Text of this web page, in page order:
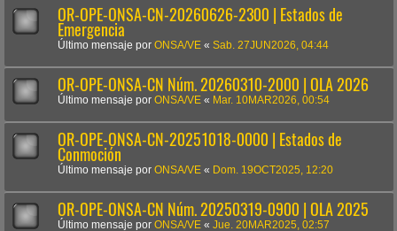
OR-OPE-ONSA-CN-20260626-2300 | Estados de
Emergencia
Último mensaje por ONSA/VE « Sab. 27JUN2026, 04:44
OR-OPE-ONSA-CN Núm. 20260310-2000 | OLA 2026
Último mensaje por ONSA/VE « Mar. 10MAR2026, 00:54
OR-OPE-ONSA-CN-20251018-0000 | Estados de
Conmoción
Último mensaje por ONSA/VE « Dom. 19OCT2025, 12:20
OR-OPE-ONSA-CN Núm. 20250319-0900 | OLA 2025
Último mensaje por ONSA/VE « Jue. 20MAR2025, 02:57